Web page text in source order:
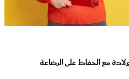
مع الحفاظ على الرضاعة